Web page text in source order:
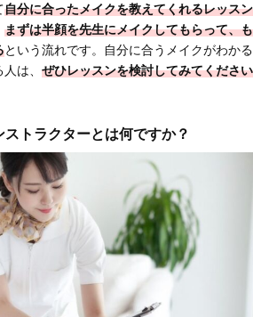
自分に合ったメイクを教えてくれるレッスン
まずは半顔を先生にメイクしてもらって、も
という流れです。自分に合うメイクがわかる
は、 ぜひレッスンを検討してみてください
トラクターとは何ですか？